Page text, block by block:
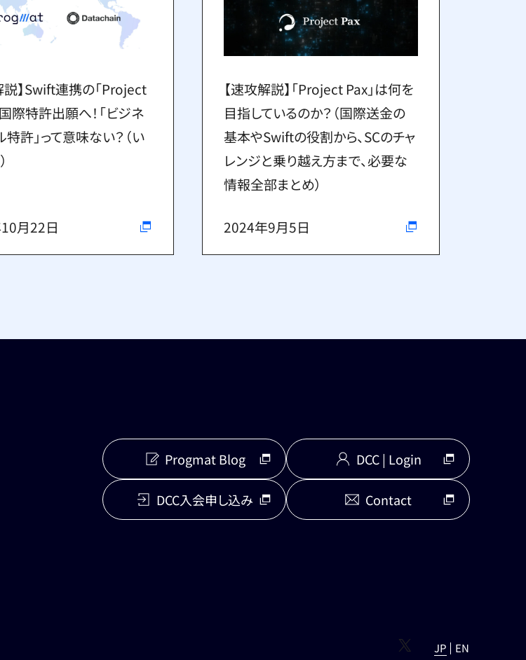
説】Swift連携の「Project
際特許出願へ！「ビジネ
特許」って意味ない？（い
月22日
【速攻解説】「Project Pax」は何を
目指しているのか？（国際送金の
基本やSwiftの役割から、SCのチャ
レンジと乗り越え方まで、必要な
情報全部まとめ）
2024年9月5日
Progmat Blog DCC | Login
DCC入会申し込み Contact
X EN
JP